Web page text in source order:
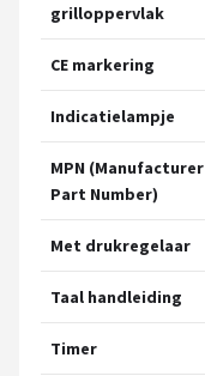
grilloppervlak
CE markering
Indicatielampje
MPN (Manufacturer
Part Number)
Met drukregelaar
Taal handleiding
Timer